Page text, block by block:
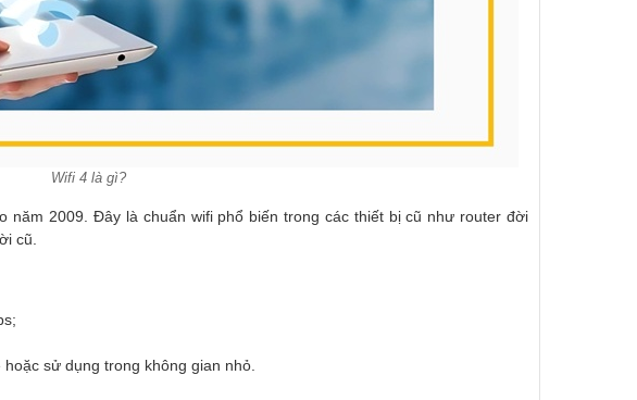
Wifi 4 là gì?
năm 2009. Đây là chuẩn wifi phổ biến trong các thiết bị cũ như router đời
cũ.
sử dụng trong không gian nhỏ.